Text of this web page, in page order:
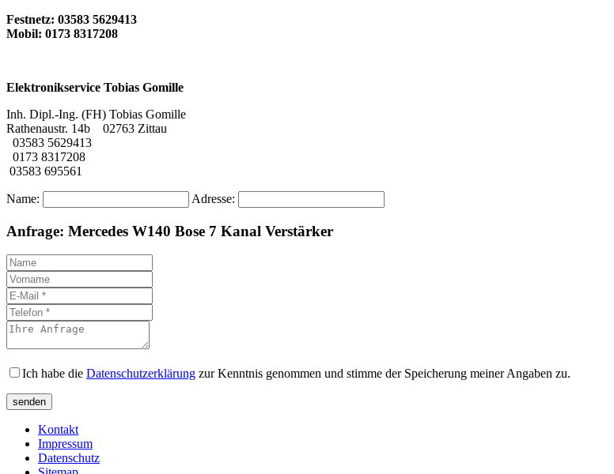
Festnetz: 03583 5629413
Mobil: 0173 8317208
Elektronikservice Tobias Gomille
Inh. Dipl.-Ing. (FH) Tobias Gomille
Rathenaustr. 14b 02763 Zittau
03583 5629413
0173 8317208
03583 695561
Name: Adresse:
Anfrage: Mercedes W140 Bose 7 Kanal Verstärker
Ich habe die Datenschutzerklärung zur Kenntnis genommen und stimme der Speicherung meiner Angaben zu.
Kontakt
Impressum
Datenschutz